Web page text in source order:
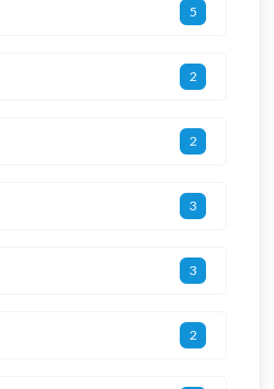
5
2
2
3
3
2